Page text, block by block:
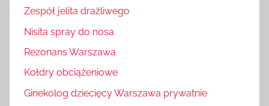
Zespół jelita drażliwego
Nisita spray do nosa
Rezonans Warszawa
Kołdry obciążeniowe
Ginekolog dziecięcy Warszawa prywatnie